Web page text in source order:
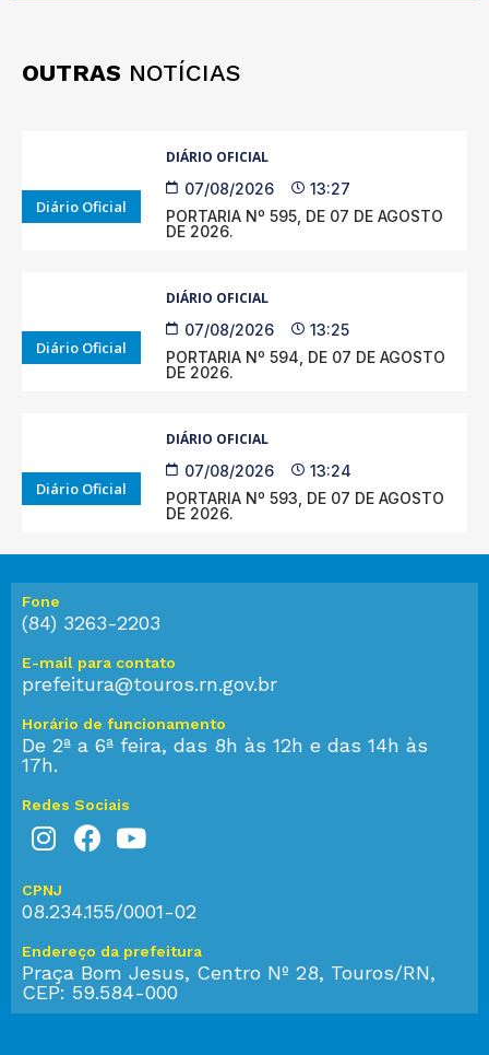
OUTRAS NOTÍCIAS
Diário Oficial
DIÁRIO OFICIAL
07/08/2026
13:27
PORTARIA Nº 595, DE 07 DE AGOSTO
DE 2026.
Diário Oficial
DIÁRIO OFICIAL
07/08/2026
13:25
PORTARIA Nº 594, DE 07 DE AGOSTO
DE 2026.
Diário Oficial
DIÁRIO OFICIAL
07/08/2026
13:24
PORTARIA Nº 593, DE 07 DE AGOSTO
DE 2026.
Fone
(84) 3263-2203
E-mail para contato
prefeitura@touros.rn.gov.br
Horário de funcionamento
De 2ª a 6ª feira, das 8h às 12h e das 14h às
17h.
Redes Sociais
CPNJ
08.234.155/0001-02
Endereço da prefeitura
Praça Bom Jesus, Centro Nº 28, Touros/RN,
CEP: 59.584-000